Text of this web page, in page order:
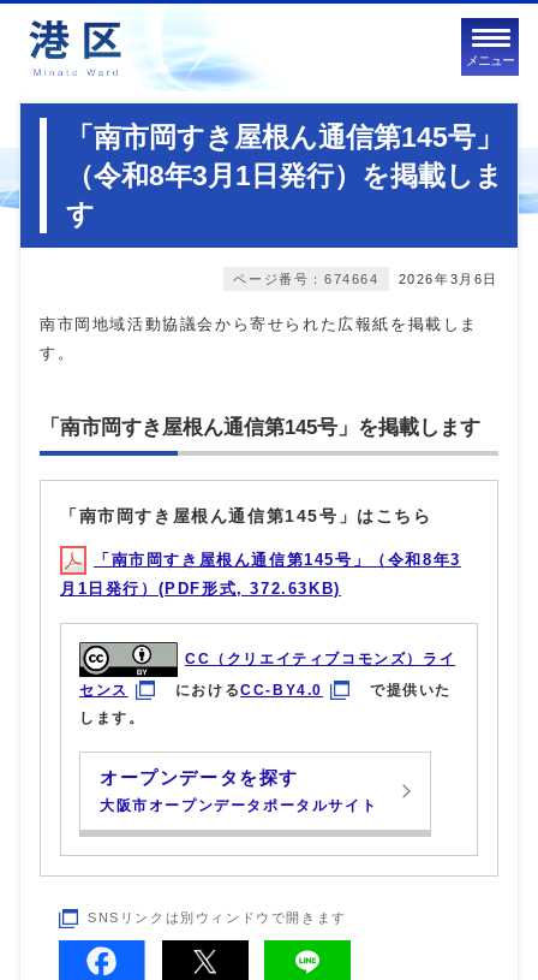
メニュー
「南市岡すき屋根ん通信第145号」
（令和8年3月1日発行）を掲載しま
す
2026年3月6日
ページ番号：674664
南市岡地域活動協議会から寄せられた広報紙を掲載しま
す。
「南市岡すき屋根ん通信第145号」を掲載します
「南市岡すき屋根ん通信第145号」はこちら
「南市岡すき屋根ん通信第145号」（令和8年3
月1日発行）(PDF形式, 372.63KB)
CC（クリエイティブコモンズ）ライ
センス
におけるCC-BY4.0
で提供いた
します。
オープンデータを探す
大阪市オープンデータポータルサイト
SNSリンクは別ウィンドウで開きます